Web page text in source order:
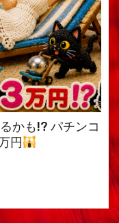
かも!? パチンコ
円